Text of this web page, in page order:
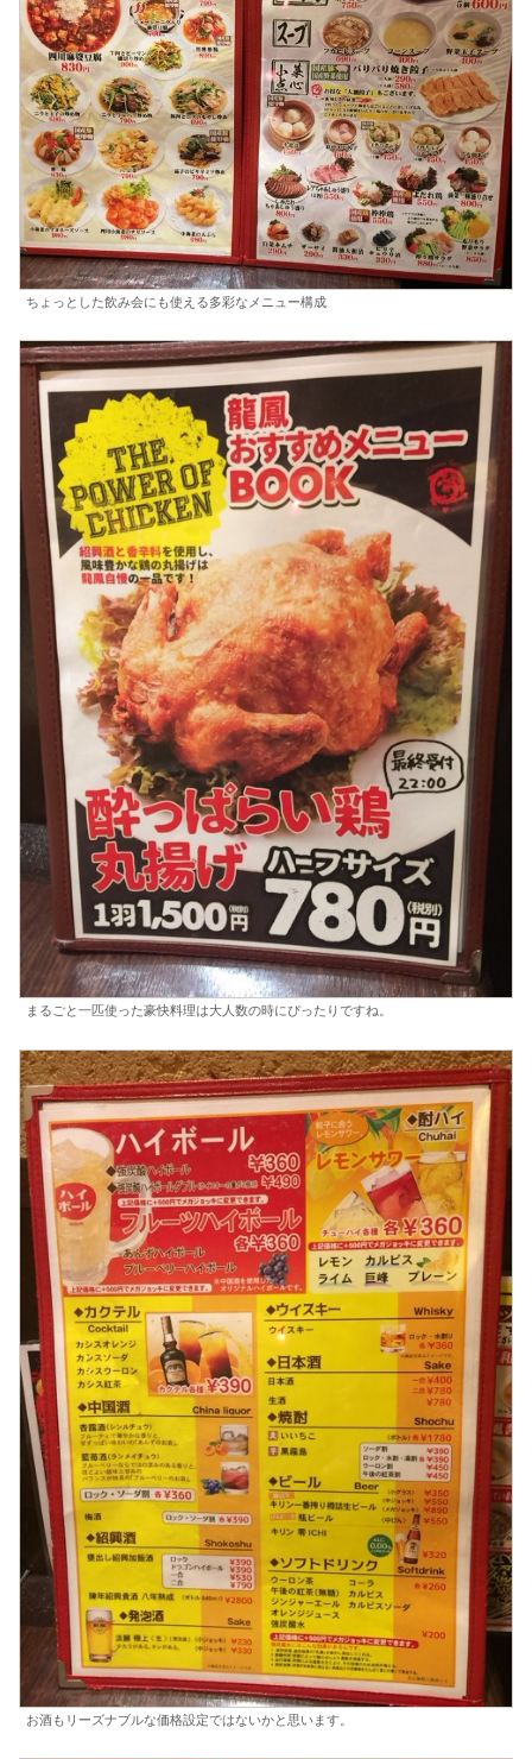
ちょっとした飲み会にも使える多彩なメニュー構成
まるごと一匹使った豪快料理は大人数の時にぴったりですね。
お酒もリーズナブルな価格設定ではないかと思います。